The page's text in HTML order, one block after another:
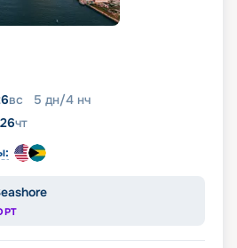
вс 5 дн/4 нч
чт